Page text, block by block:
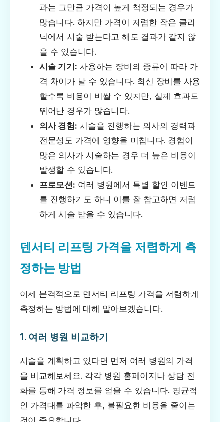
과는 그만큼 가격이 높게 책정되는 경우가
많습니다. 하지만 가격이 저렴한 작은 클리
닉에서 시술 받는다고 해도 결과가 같지 않
을 수 있습니다.
시술 기기: 사용하는 장비의 종류에 따라 가
격 차이가 날 수 있습니다. 최신 장비를 사용
할수록 비용이 비쌀 수 있지만, 실제 효과도
뛰어난 경우가 많습니다.
의사 경험: 시술을 진행하는 의사의 경력과
전문성도 가격에 영향을 미칩니다. 경험이
많은 의사가 시술하는 경우 더 높은 비용이
발생할 수 있습니다.
프로모션: 여러 병원에서 특별 할인 이벤트
를 진행하기도 하니 이를 잘 참고하면 저렴
하게 시술 받을 수 있습니다.
덴서티 리프팅 가격을 저렴하게 측
정하는 방법
이제 본격적으로 덴서티 리프팅 가격을 저렴하게
측정하는 방법에 대해 알아보겠습니다.
1. 여러 병원 비교하기
시술을 계획하고 있다면 먼저 여러 병원의 가격
을 비교해보세요. 각각 병원 홈페이지나 상담 전
화를 통해 가격 정보를 얻을 수 있습니다. 평균적
인 가격대를 파악한 후, 불필요한 비용을 줄이는